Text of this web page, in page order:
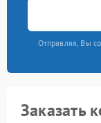
Отправляя, Вы
Заказать